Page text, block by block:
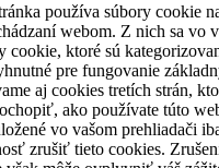
používa súbory cookie
webom. Z nich sa vo
cookie, ktoré sú
pre fungovanie
aj cookies tretích strán,
ako používate túto
vo vašom prehliadači
zrušiť tieto cookies.